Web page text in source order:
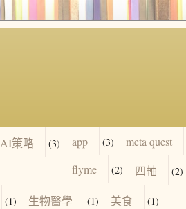
AI策略 (3) app (3) meta quest
flyme (2) 四軸 (2)
(1) 生物醫學 (1) 美食 (1)